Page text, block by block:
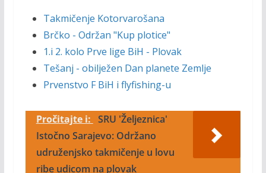
Takmičenje Kotorvarošana
Brčko - Održan "Kup plotice"
1.i 2. kolo Prve lige BiH - Plovak
Tešanj - obilježen Dan planete Zemlje
Prvenstvo F BiH i flyfishing-u
Pročitajte i: SRU 'Željeznica'
Istočno Sarajevo: Održano
udruženjsko takmičenje u lovu
ribe udicom na plovak